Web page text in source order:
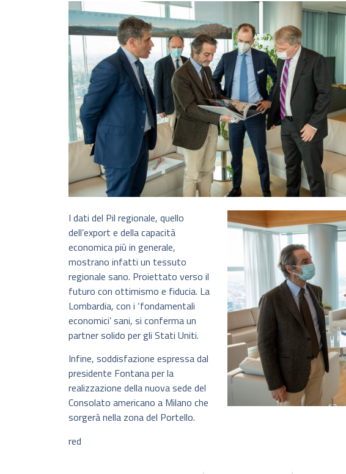
I dati del Pil regionale, quello
dell’export e della capacità
economica più in generale,
mostrano infatti un tessuto
regionale sano. Proiettato verso il
futuro con ottimismo e fiducia. La
Lombardia, con i ‘fondamentali
economici’ sani, si conferma un
partner solido per gli Stati Uniti.
Infine, soddisfazione espressa dal
presidente Fontana per la
realizzazione della nuova sede del
Consolato americano a Milano che
sorgerà nella zona del Portello.
red